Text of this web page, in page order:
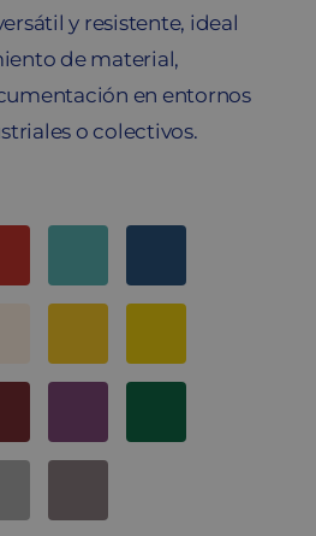
y resistente, ideal
de material,
en entornos
o colectivos.